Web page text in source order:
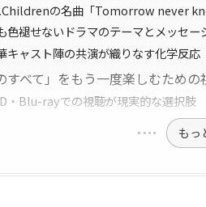
の名曲「Tomorrow never
色褪せないドラマのテーマとメッセー
キャスト陣の共演が織りなす化学反応
すべて」をもう一度楽しむための
・Blu-rayでの視聴が現実的な選択肢
もっ